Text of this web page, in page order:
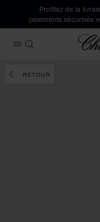
Profitez de la
paiements sécurisés
OUVRIR LE MENU
RECHERCHER
RETOUR